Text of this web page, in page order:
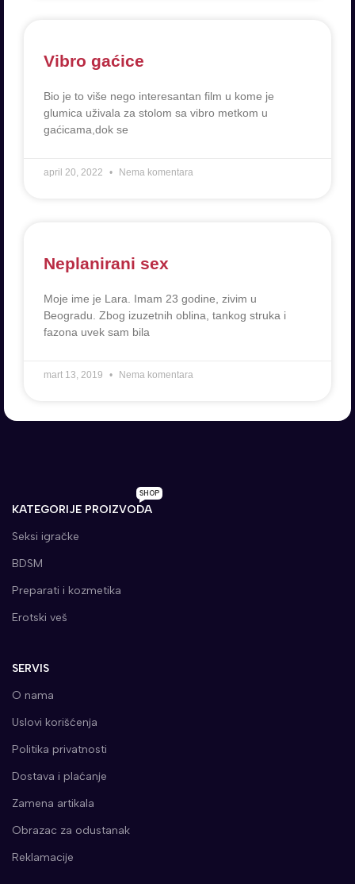
Vibro gaćice
Bio je to više nego interesantan film u kome je
glumica uživala za stolom sa vibro metkom u
gaćicama,dok se
april 20, 2022 Nema komentara
Neplanirani sex
Moje ime je Lara. Imam 23 godine, zivim u
Beogradu. Zbog izuzetnih oblina, tankog struka i
fazona uvek sam bila
mart 13, 2019 Nema komentara
KATEGORIJE PROIZVODA
SHOP
Seksi igračke
BDSM
Preparati i kozmetika
Erotski veš
SERVIS
O nama
Uslovi korišćenja
Politika privatnosti
Dostava i plaćanje
Zamena artikala
Obrazac za odustanak
Reklamacije